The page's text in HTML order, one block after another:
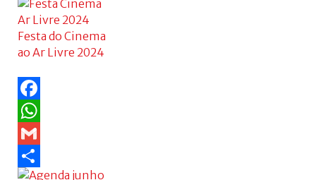
Share
Festa do Cinema
ao Ar Livre 2024
Facebook
WhatsApp
Gmail